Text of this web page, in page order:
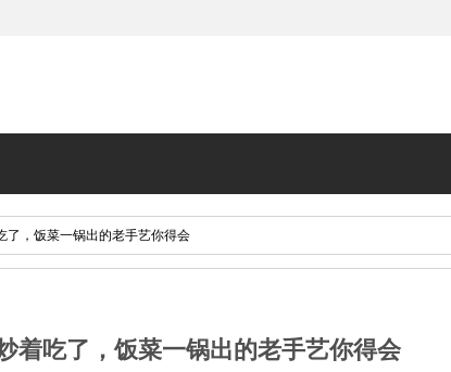
了，饭菜一锅出的老手艺你得会
着吃了，饭菜一锅出的老手艺你得会